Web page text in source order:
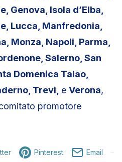
Genova, Isola d’Elba,
Lucca, Manfredonia,
Monza, Napoli, Parma,
Salerno, San
Domenica Talao,
Trevi, e Verona,
promotore
Pinterest Email